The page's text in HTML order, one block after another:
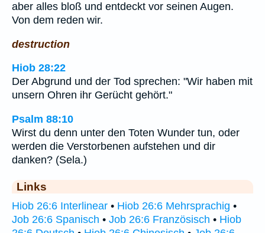
aber alles bloß und entdeckt vor seinen Augen.
Von dem reden wir.
destruction
Hiob 28:22
Der Abgrund und der Tod sprechen: "Wir haben mit
unsern Ohren ihr Gerücht gehört."
Psalm 88:10
Wirst du denn unter den Toten Wunder tun, oder
werden die Verstorbenen aufstehen und dir
danken? (Sela.)
Links
Hiob 26:6 Interlinear • Hiob 26:6 Mehrsprachig •
Job 26:6 Spanisch • Job 26:6 Französisch • Hiob